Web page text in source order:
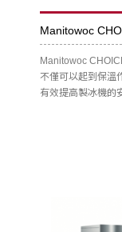
Manitowoc
Manitowoc
不僅可以起到保溫
有效提高製冰機的